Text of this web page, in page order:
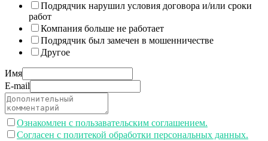
Подрядчик нарушил условия договора и/или сроки
работ
Компания больше не работает
Подрядчик был замечен в мошенничестве
Другое
Имя
E-mail
Ознакомлен с пользавательским соглашением.
Согласен с политекой обработки персональных данных.